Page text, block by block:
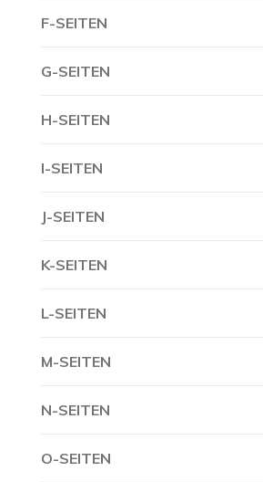
F-SEITEN
G-SEITEN
H-SEITEN
I-SEITEN
J-SEITEN
K-SEITEN
L-SEITEN
M-SEITEN
N-SEITEN
O-SEITEN